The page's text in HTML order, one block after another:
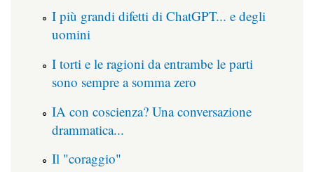
I più grandi difetti di ChatGPT... e degli
uomini
I torti e le ragioni da entrambe le parti
sono sempre a somma zero
IA con coscienza? Una conversazione
drammatica...
Il "coraggio"